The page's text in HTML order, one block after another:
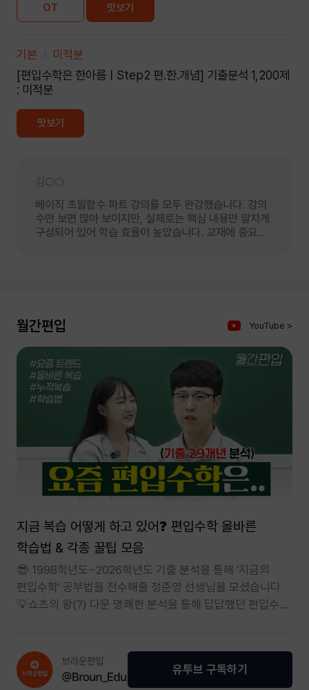
OT 맛보기
기본 미적분
[편입수학은 한아름ㅣStep2 편.한.개념] 기출분석 1,200제
: 미적분
맛보기
베이직 초월함수 파트 강의를 모두 완강했습니다. 강의
수만 보면 많아 보이지만, 실제로는 핵심 내용만 알차게
구성되어 있어 학습 효율이 높았습니다. 교재에 중요한
통해 자연스럽게 복습과 암기를 동시에 할 수
내용에 대해 막연한 부담이 있었지만, 강의에서 개념 간
연결을 잘 짚어주셔서 이해하는 데 큰 어려움이
없었습니다. 전반적으로 학습 흐름이 잘 이어져 있어
만족스러웠고 앞으로 수강하게 될 다른 강의들도
월간편입 YouTube >
지금 복습 어떻게 하고 있어❓ 편입수학 올바른
학습법 & 각종 꿀팁 모음
😎 1998학년도~2026학년도 기출 분석을 통해 '지금의
편입수학' 공부법을 전수해줄 정준영 선생님을 모셨습니다
💡쇼츠의 왕(?) 다운 명쾌한 분석을 통해 답답했던 편입수학
유투브 구독하기